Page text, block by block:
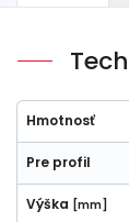
Hmotnosť
Pre profil
Výška [mm]